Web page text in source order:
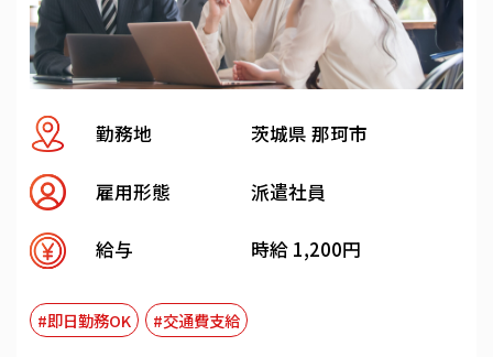
勤務地 茨城県 那珂市
雇用形態 派遣社員
給与 時給 1,200円
#即日勤務OK #交通費支給